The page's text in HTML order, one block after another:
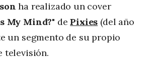
ha realizado un cover
My Mind?" dePixies (del año
un segmento de su propio
televisión.